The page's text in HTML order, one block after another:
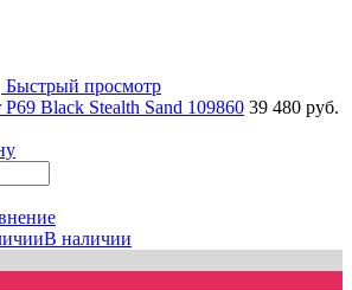
Быстрый просмотр
Black Stealth Sand 109860 39 480 руб.
В наличии